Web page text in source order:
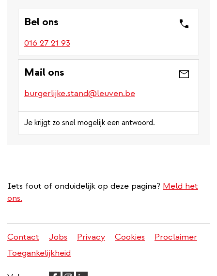
Bel ons
016 27 21 93
Mail ons
burgerlijke.stand@leuven.be
Je krijgt zo snel mogelijk een antwoord.
Iets fout of onduidelijk op deze pagina? Meld het
ons.
Juridisch
menu
Contact Jobs Privacy Cookies
Proclaimer
Toegankelijkheid